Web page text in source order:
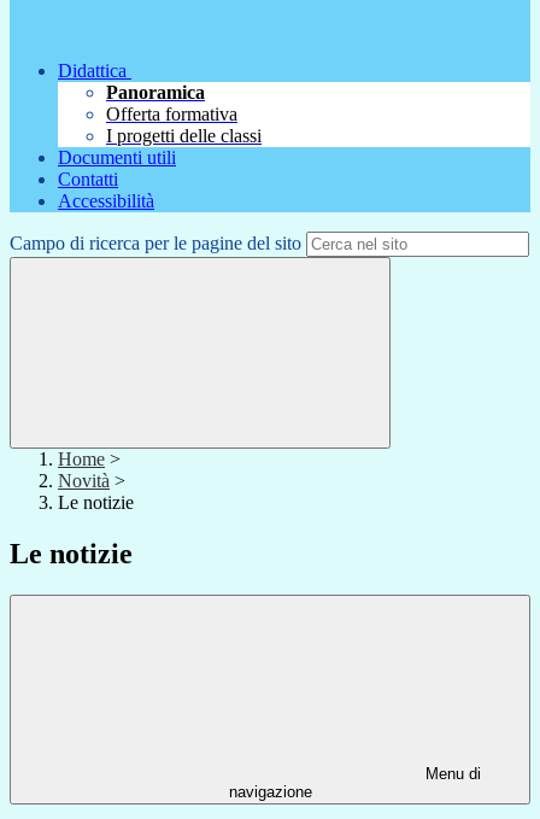
Didattica
Panoramica
Offerta formativa
I progetti delle classi
Documenti utili
Contatti
Accessibilità
Campo di ricerca per le pagine del sito
Home >
Novità >
Le notizie
Le notizie
Menu di
navigazione